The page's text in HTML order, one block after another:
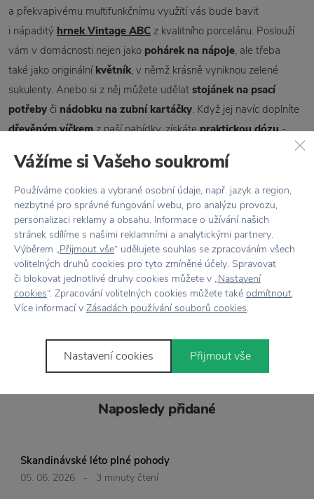
a překvapivému multifunkčnímu využití vás bude bavit
i nápaditý hrnek Vintage ABC z kvalitního porcelánu. Poslouží
vám v domácnosti nejen jako pohárek na nápoje, ale třeba
také jako originální květník, v němž krásně vyniknou zelené
sukulenty. Anebo si z něj můžete udělat stojánek na psací
potřeby či nádobku na zubní kartáčky. Když jej navíc doplníte
dřevěným víčkemz naší nabídky, získátepraktickou dózu-
Publikovala: Zuzana Bílá
Naposledy přidané
05. 06. 2026 - 3 minuty čtení
Skandinávské léto plné pohody
Vážíme si Vašeho soukromí
Používáme cookies a vybrané osobní údaje, např. jazyk a region,
nezbytné pro správné fungování webu, pro analýzu provozu,
personalizaci reklamy a obsahu. Informace o užívání našich
stránek sdílíme s našimi reklamními a analytickými partnery.
Výběrem „Přijmout vše“ udělujete souhlas se zpracováním všech
volitelných druhů cookies pro tyto zmíněné účely. Spravovat
či blokovat jednotlivé druhy cookies můžete v „Nastavení
cookies“. Zpracování volitelných cookies můžete také odmítnout.
Více informací v Zásadách používání souborů cookies.
Nastavení cookies Přijmout vše